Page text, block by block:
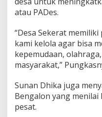
atau PADes.
“Desa Sekerat
kami kelola agar bisa
kepemudaan,
masyarakat,”
Sunan Dhika juga
Bengalon yang
pesat.